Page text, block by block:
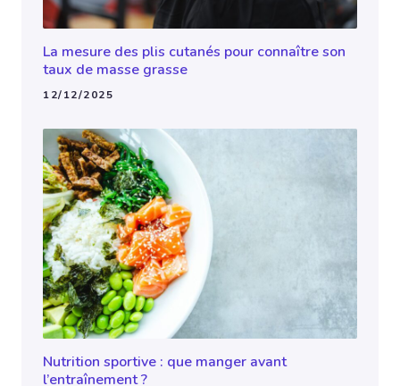
La mesure des plis cutanés pour connaître son
taux de masse grasse
12/12/2025
Nutrition sportive : que manger avant
l’entraînement ?